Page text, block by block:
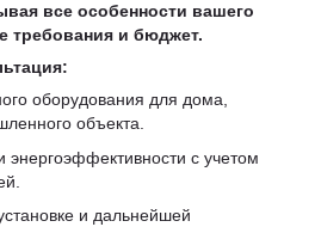
все особенности вашего
требования и бюджет.
оборудования для дома,
объекта.
энергоэффективности с учетом
и дальнейшей